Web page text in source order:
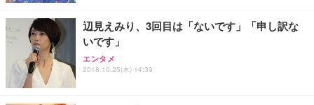
辺見えみり、3回目は「ないです」「申し訳な
いです」
エンタメ
2018.10.25(木) 14:39